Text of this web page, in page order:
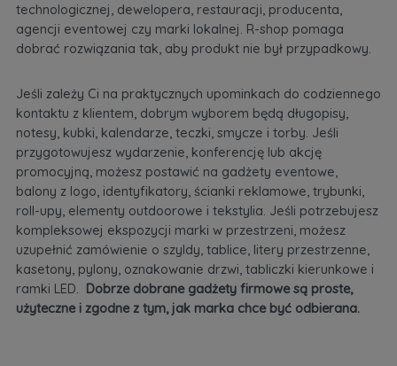
technologicznej, dewelopera, restauracji, producenta,
agencji eventowej czy marki lokalnej. R-shop pomaga
dobrać rozwiązania tak, aby produkt nie był przypadkowy.
Jeśli zależy Ci na praktycznych upominkach do codziennego
kontaktu z klientem, dobrym wyborem będą długopisy,
notesy, kubki, kalendarze, teczki, smycze i torby. Jeśli
przygotowujesz wydarzenie, konferencję lub akcję
promocyjną, możesz postawić na gadżety eventowe,
balony z logo, identyfikatory, ścianki reklamowe, trybunki,
roll-upy, elementy outdoorowe i tekstylia. Jeśli potrzebujesz
kompleksowej ekspozycji marki w przestrzeni, możesz
uzupełnić zamówienie o szyldy, tablice, litery przestrzenne,
kasetony, pylony, oznakowanie drzwi, tabliczki kierunkowe i
ramki LED. Dobrze dobrane gadżety firmowe są proste,
użyteczne i zgodne z tym, jak marka chce być odbierana.